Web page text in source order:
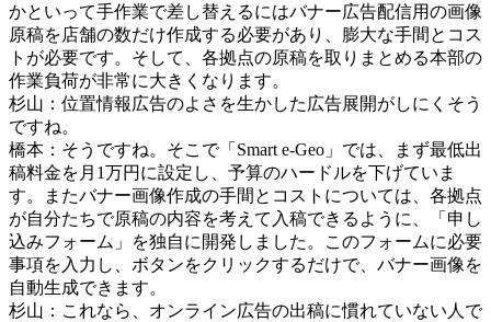
かといって手作業で差し替えるにはバナー広告配信用の画像
原稿を店舗の数だけ作成する必要があり、膨大な手間とコス
トが必要です。そして、各拠点の原稿を取りまとめる本部の
作業負荷が非常に大きくなります。
杉山：位置情報広告のよさを生かした広告展開がしにくそう
ですね。
橋本：そうですね。そこで「Smart e-Geo」では、まず最低出
稿料金を月1万円に設定し、予算のハードルを下げていま
す。またバナー画像作成の手間とコストについては、各拠点
が自分たちで原稿の内容を考えて入稿できるように、「申し
込みフォーム」を独自に開発しました。このフォームに必要
事項を入力し、ボタンをクリックするだけで、バナー画像を
自動生成できます。
杉山：これなら、オンライン広告の出稿に慣れていない人で